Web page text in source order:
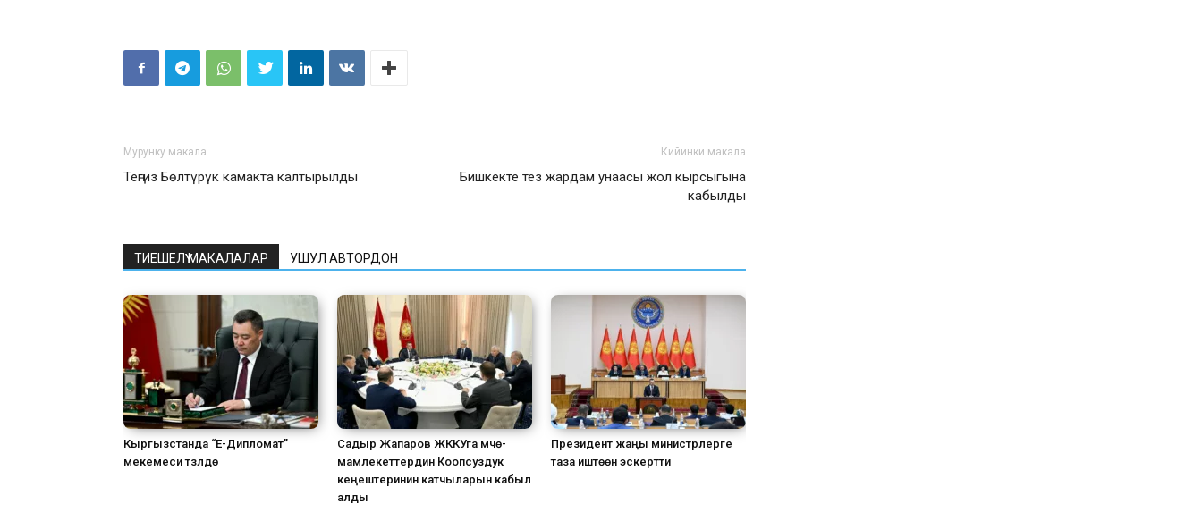
Мурунку макала
Теңгиз Бөлтүрүк камакта калтырылды
Кийинки макала
Бишкекте тез жардам унаасы жол кырсыгына
кабылды
ТИЕШЕЛҮҮ МАКАЛАЛАР УШУЛ АВТОРДОН
Кыргызстанда “Е-Дипломат”
мекемеси түзүлүүдө
Садыр Жапаров ЖККУга мүчө-
мамлекеттердин Коопсуздук
кеңештеринин катчыларын кабыл
алды
Президент жаңы министрлерге
таза иштөөнү эскертти